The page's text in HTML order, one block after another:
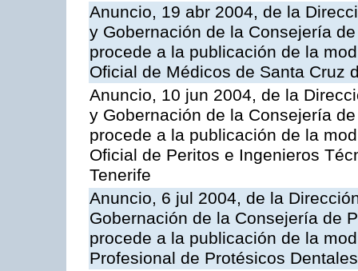
Anuncio, 19 abr 2004, de la
y Gobernación de la Consejería
procede a la publicación de la
Oficial de Médicos de Santa Cruz
Anuncio, 10 jun 2004, de la
y Gobernación de la Consejería
procede a la publicación de la
Oficial de Peritos e Ingenieros
Tenerife
Anuncio, 6 jul 2004, de la
Gobernación de la Consejería de
procede a la publicación de la
Profesional de Protésicos